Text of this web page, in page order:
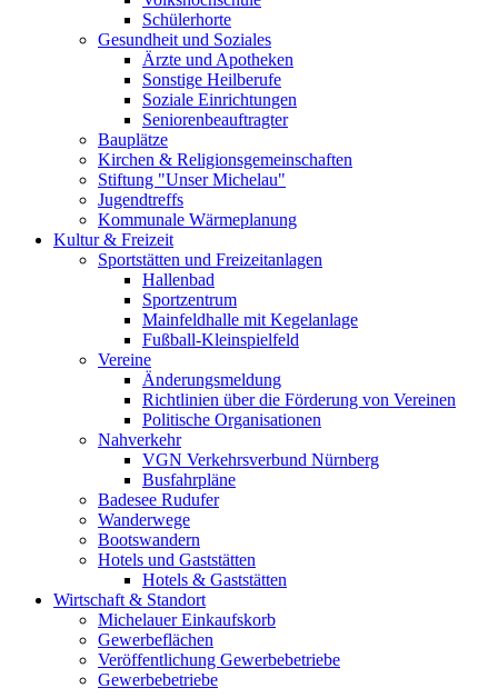
Schülerhorte
Gesundheit und Soziales
Ärzte und Apotheken
Sonstige Heilberufe
Soziale Einrichtungen
Seniorenbeauftragter
Bauplätze
Kirchen & Religionsgemeinschaften
Stiftung "Unser Michelau"
Jugendtreffs
Kommunale Wärmeplanung
Kultur & Freizeit
Sportstätten und Freizeitanlagen
Hallenbad
Sportzentrum
Mainfeldhalle mit Kegelanlage
Fußball-Kleinspielfeld
Vereine
Änderungsmeldung
Richtlinien über die Förderung von Vereinen
Politische Organisationen
Nahverkehr
VGN Verkehrsverbund Nürnberg
Busfahrpläne
Badesee Rudufer
Wanderwege
Bootswandern
Hotels und Gaststätten
Hotels & Gaststätten
Wirtschaft & Standort
Michelauer Einkaufskorb
Gewerbeflächen
Veröffentlichung Gewerbebetriebe
Gewerbebetriebe